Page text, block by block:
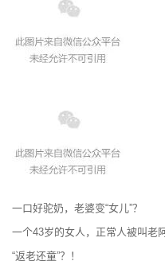
一口好驼奶，老婆变“女儿”？
一个43岁的女人，正常人被叫老
“返老还童”？！